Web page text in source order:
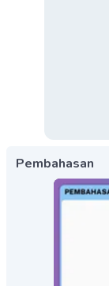
Pembahasan